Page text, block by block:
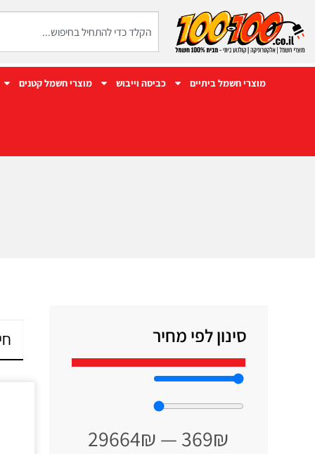
מוצרי חשמל ביתיים כביסה וייבוש מוצרי חשמל קטנים
סינון לפי מחיר
369₪
—
29664₪